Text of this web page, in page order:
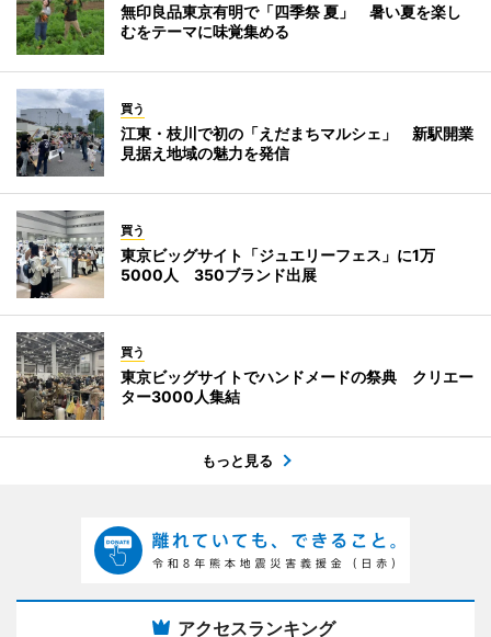
無印良品東京有明で「四季祭 夏」 暑い夏を楽し
むをテーマに味覚集める
買う
江東・枝川で初の「えだまちマルシェ」 新駅開業
見据え地域の魅力を発信
買う
東京ビッグサイト「ジュエリーフェス」に1万
5000人 350ブランド出展
買う
東京ビッグサイトでハンドメードの祭典 クリエー
ター3000人集結
もっと見る
アクセスランキング